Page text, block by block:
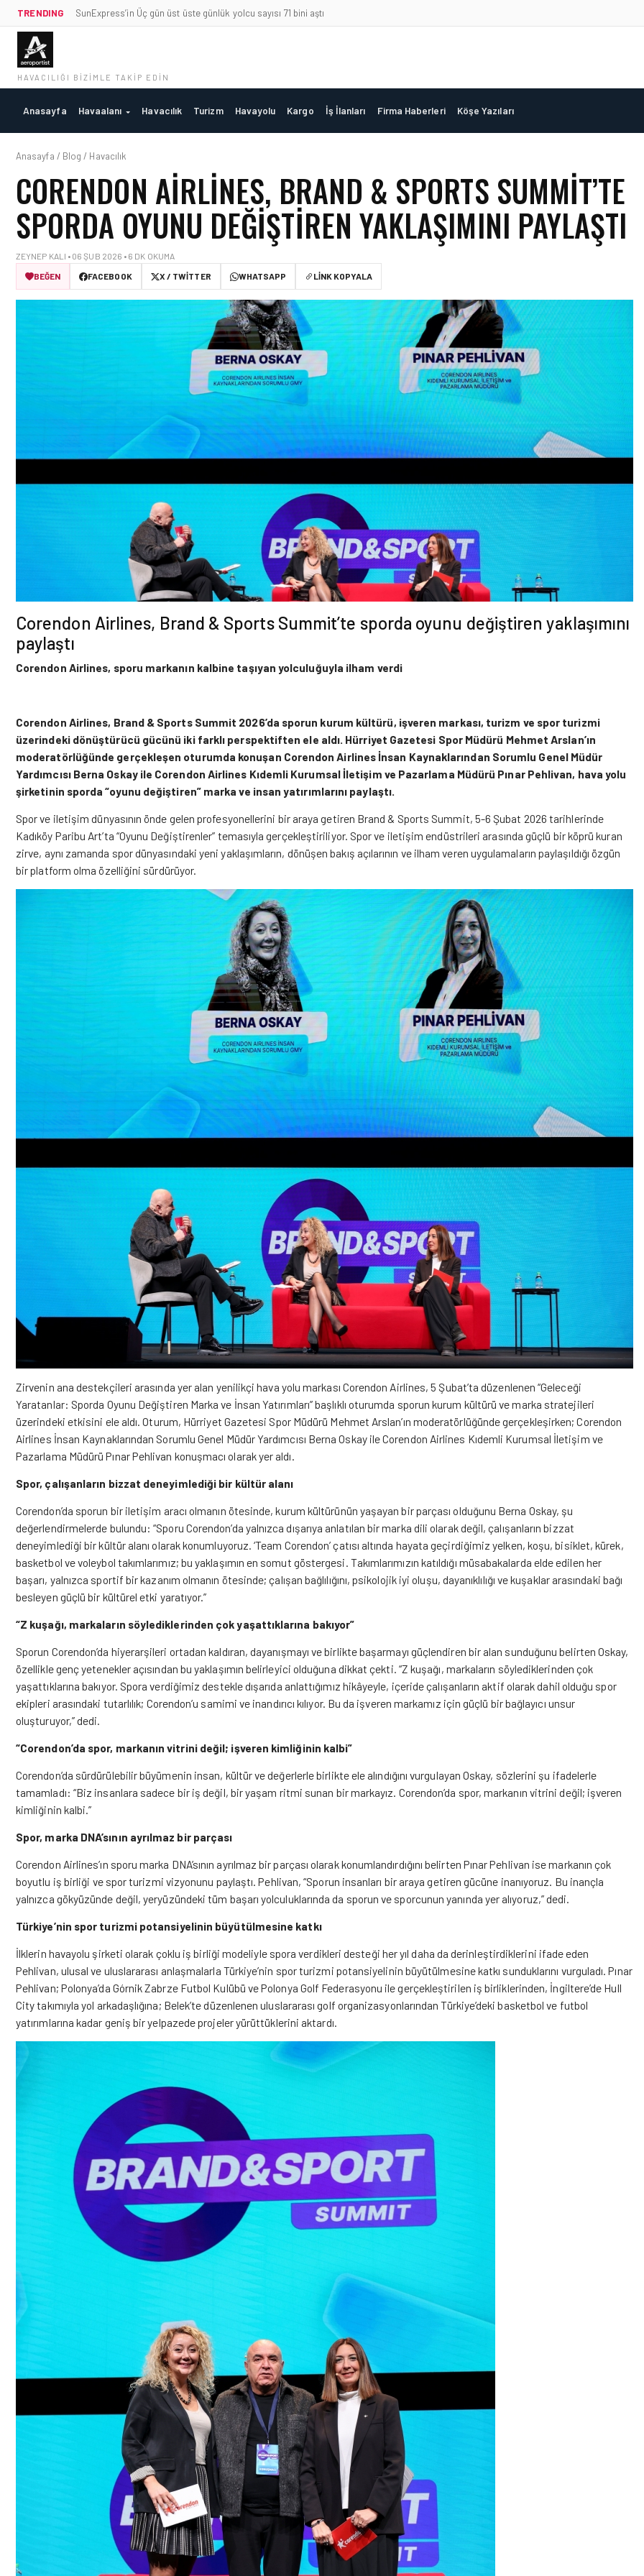
TRENDING SunExpress’in Üç gün üst üste günlük yolcu sayısı 71 bini aştı
HAVACILIĞI BIZIMLE TAKIP EDIN
Anasayfa Havaalanı Havacılık Turizm Havayolu Kargo İş İlanları Firma Haberleri Köşe Yazıları
Anasayfa / Blog / Havacılık
CORENDON AIRLINES, BRAND & SPORTS SUMMIT’TE
SPORDA OYUNU DEĞIŞTIREN YAKLAŞIMINI PAYLAŞTI
ZEYNEP KALI • 06 ŞUB 2026 • 6 DK OKUMA
BEĞEN
FACEBOOK X / TWITTER WHATSAPP LINK KOPYALA
Corendon Airlines, Brand & Sports Summit’te sporda oyunu değiştiren yaklaşımını
paylaştı
Corendon Airlines, sporu markanın kalbine taşıyan yolculuğuyla ilham verdi
Corendon Airlines, Brand & Sports Summit 2026’da sporun kurum kültürü, işveren markası, turizm ve spor turizmi
üzerindeki dönüştürücü gücünü iki farklı perspektiften ele aldı. Hürriyet Gazetesi Spor Müdürü Mehmet Arslan’ın
moderatörlüğünde gerçekleşen oturumda konuşan Corendon Airlines İnsan Kaynaklarından Sorumlu Genel Müdür
Yardımcısı Berna Oskay ile Corendon Airlines Kıdemli Kurumsal İletişim ve Pazarlama Müdürü Pınar Pehlivan, hava yolu
şirketinin sporda “oyunu değiştiren” marka ve insan yatırımlarını paylaştı.
Spor ve iletişim dünyasının önde gelen profesyonellerini bir araya getiren Brand & Sports Summit, 5-6 Şubat 2026 tarihlerinde
Kadıköy Paribu Art’ta “Oyunu Değiştirenler” temasıyla gerçekleştiriliyor. Spor ve iletişim endüstrileri arasında güçlü bir köprü kuran
zirve, aynı zamanda spor dünyasındaki yeni yaklaşımların, dönüşen bakış açılarının ve ilham veren uygulamaların paylaşıldığı özgün
bir platform olma özelliğini sürdürüyor.
Zirvenin ana destekçileri arasında yer alan yenilikçi hava yolu markası Corendon Airlines, 5 Şubat’ta düzenlenen “Geleceği
Yaratanlar: Sporda Oyunu Değiştiren Marka ve İnsan Yatırımları” başlıklı oturumda sporun kurum kültürü ve marka stratejileri
üzerindeki etkisini ele aldı. Oturum, Hürriyet Gazetesi Spor Müdürü Mehmet Arslan’ın moderatörlüğünde gerçekleşirken; Corendon
Airlines İnsan Kaynaklarından Sorumlu Genel Müdür Yardımcısı Berna Oskay ile Corendon Airlines Kıdemli Kurumsal İletişim ve
Pazarlama Müdürü Pınar Pehlivan konuşmacı olarak yer aldı.
Spor, çalışanların bizzat deneyimlediği bir kültür alanı
Corendon’da sporun bir iletişim aracı olmanın ötesinde, kurum kültürünün yaşayan bir parçası olduğunu Berna Oskay, şu
değerlendirmelerde bulundu: “Sporu Corendon’da yalnızca dışarıya anlatılan bir marka dili olarak değil, çalışanların bizzat
deneyimlediği bir kültür alanı olarak konumluyoruz. ‘Team Corendon’ çatısı altında hayata geçirdiğimiz yelken, koşu, bisiklet, kürek,
basketbol ve voleybol takımlarımız; bu yaklaşımın en somut göstergesi. Takımlarımızın katıldığı müsabakalarda elde edilen her
başarı, yalnızca sportif bir kazanım olmanın ötesinde; çalışan bağlılığını, psikolojik iyi oluşu, dayanıklılığı ve kuşaklar arasındaki bağı
besleyen güçlü bir kültürel etki yaratıyor.”
“Z kuşağı, markaların söylediklerinden çok yaşattıklarına bakıyor”
Sporun Corendon’da hiyerarşileri ortadan kaldıran, dayanışmayı ve birlikte başarmayı güçlendiren bir alan sunduğunu belirten Oskay,
özellikle genç yetenekler açısından bu yaklaşımın belirleyici olduğuna dikkat çekti. “Z kuşağı, markaların söylediklerinden çok
yaşattıklarına bakıyor. Spora verdiğimiz destekle dışarıda anlattığımız hikâyeyle, içeride çalışanların aktif olarak dahil olduğu spor
ekipleri arasındaki tutarlılık; Corendon’u samimi ve inandırıcı kılıyor. Bu da işveren markamız için güçlü bir bağlayıcı unsur
oluşturuyor,” dedi.
“Corendon’da spor, markanın vitrini değil; işveren kimliğinin kalbi”
Corendon’da sürdürülebilir büyümenin insan, kültür ve değerlerle birlikte ele alındığını vurgulayan Oskay, sözlerini şu ifadelerle
tamamladı: “Biz insanlara sadece bir iş değil, bir yaşam ritmi sunan bir markayız. Corendon’da spor, markanın vitrini değil; işveren
kimliğinin kalbi.”
Spor, marka DNA’sının ayrılmaz bir parçası
Corendon Airlines’ın sporu marka DNA’sının ayrılmaz bir parçası olarak konumlandırdığını belirten Pınar Pehlivan ise markanın çok
boyutlu iş birliği ve spor turizmi vizyonunu paylaştı. Pehlivan, “Sporun insanları bir araya getiren gücüne inanıyoruz. Bu inançla
yalnızca gökyüzünde değil, yeryüzündeki tüm başarı yolculuklarında da sporun ve sporcunun yanında yer alıyoruz,” dedi.
Türkiye’nin spor turizmi potansiyelinin büyütülmesine katkı
İlklerin havayolu şirketi olarak çoklu iş birliği modeliyle spora verdikleri desteği her yıl daha da derinleştirdiklerini ifade eden
Pehlivan, ulusal ve uluslararası anlaşmalarla Türkiye’nin spor turizmi potansiyelinin büyütülmesine katkı sunduklarını vurguladı. Pınar
Pehlivan; Polonya’da Górnik Zabrze Futbol Kulübü ve Polonya Golf Federasyonu ile gerçekleştirilen iş birliklerinden, İngiltere’de Hull
City takımıyla yol arkadaşlığına; Belek’te düzenlenen uluslararası golf organizasyonlarından Türkiye’deki basketbol ve futbol
yatırımlarına kadar geniş bir yelpazede projeler yürüttüklerini aktardı.